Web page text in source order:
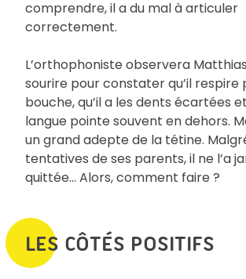
comprendre, il a du mal à articuler
correctement.
L’orthophoniste observera
sourire pour constater qu’il respire
bouche, qu’il a les dents écartées
langue pointe souvent en dehors.
un grand adepte de la tétine.
tentatives de ses parents, il ne l’a
quittée… Alors, comment faire ?
LES CÔTÉS POSITIFS